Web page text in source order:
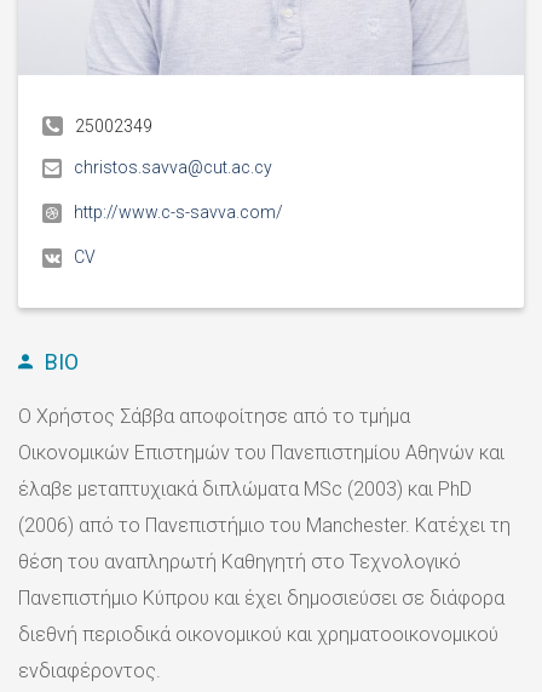
25002349
christos.savva@cut.ac.cy
http://www.c-s-savva.com/
CV
BIO
Ο Χρήστος Σάββα αποφοίτησε από το τμήμα
Οικονομικών Επιστημών του Πανεπιστημίου Αθηνών και
έλαβε μεταπτυχιακά διπλώματα MSc (2003) και PhD
(2006) από το Πανεπιστήμιο του Manchester. Κατέχει τη
θέση του αναπληρωτή Καθηγητή στο Τεχνολογικό
Πανεπιστήμιο Κύπρου και έχει δημοσιεύσει σε διάφορα
διεθνή περιοδικά οικονομικού και χρηματοοικονομικού
ενδιαφέροντος.